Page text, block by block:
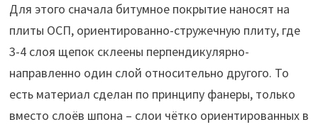
Для этого сначала битумное покрытие наносят на
плиты ОСП, ориентированно-стружечную плиту, где
3-4 слоя щепок склеены перпендикулярно-
направленно один слой относительно другого. То
есть материал сделан по принципу фанеры, только
вместо слоёв шпона – слои чётко ориентированных в